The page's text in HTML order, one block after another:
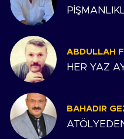
ABDULLAH
HER YAZ
BAHADIR